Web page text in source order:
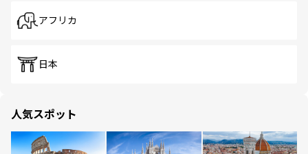
アフリカ
日本
人気スポット